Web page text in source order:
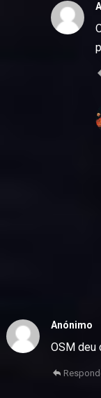
Anónimo
OSM deu